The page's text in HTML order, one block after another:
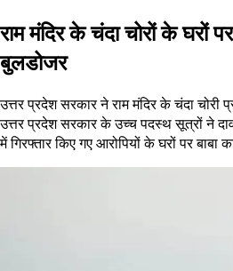
राम मंदिर के चंदा चोरों के घरों
बुलडोजर
उत्तर प्रदेश सरकार ने राम मंदिर के चंदा चोरी
उत्तर प्रदेश सरकार के उच्च पदस्थ सूत्रों ने
में गिरफ्तार किए गए आरोपियों के घरों पर बाबा